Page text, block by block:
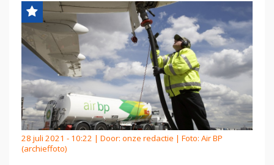
28 juli 2021 - 10:22 | Door: onze redactie | Foto: Air BP
(archieffoto)